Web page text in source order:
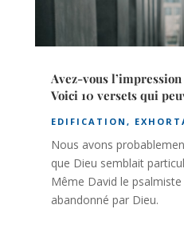
Avez-vous
Voici 10 versets qui
EDIFICATION ,
Nous avons
que Dieu semblait
Même David le
abandonné par Dieu.